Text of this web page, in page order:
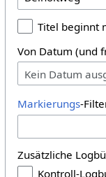
Titel beginnt
Von Datum (und
Kein Datum
Markierungs-
Zusätzliche
Kontroll-